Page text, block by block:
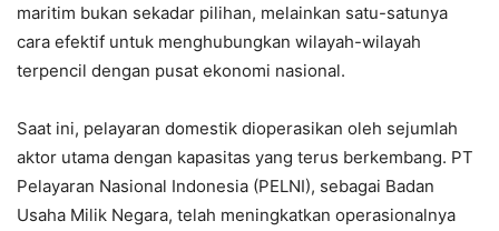
maritim bukan sekadar pilihan, melainkan satu-satunya
cara efektif untuk menghubungkan wilayah-wilayah
terpencil dengan pusat ekonomi nasional.
Saat ini, pelayaran domestik dioperasikan oleh sejumlah
aktor utama dengan kapasitas yang terus berkembang. PT
Pelayaran Nasional Indonesia (PELNI), sebagai Badan
Usaha Milik Negara, telah meningkatkan operasionalnya